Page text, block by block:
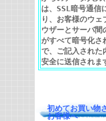
は、SSL暗号通信
り、お客様のウェ
ウザーとサーバ間
がすべて暗号化さ
で、ご記入された
安全に送信されま
初めてお買い物
お客様へ